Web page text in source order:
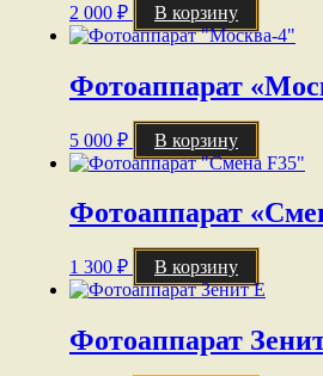
2 000 ₽ В корзину
Фотоаппарат
5 000 ₽ В корзину
Фотоаппарат
1 300 ₽ В корзину
Фотоаппарат